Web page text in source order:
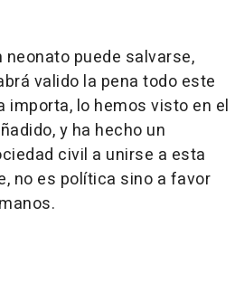
neonato puede salvarse,
valido la pena todo este
importa, lo hemos visto en el
y ha hecho un
civil a unirse a esta
no es política sino a favor